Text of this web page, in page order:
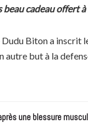
beau cadeau
Biton a
autre but à la
une blessure